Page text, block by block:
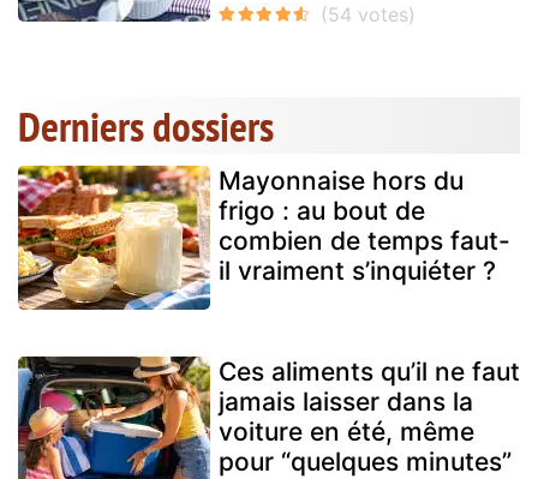
Derniers dossiers
Mayonnaise hors du
frigo : au bout de
combien de temps faut-
il vraiment s’inquiéter ?
Ces aliments qu’il ne faut
jamais laisser dans la
voiture en été, même
pour “quelques minutes”